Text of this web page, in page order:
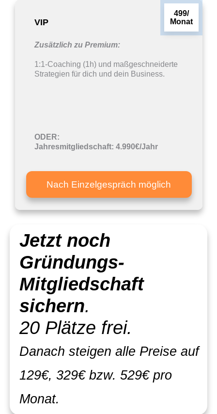
VIP
499/
Monat
Zusätzlich zu Premium:
1:1-Coaching (1h) und maßgeschneiderte
Strategien für dich und dein Business.
ODER:
Jahresmitgliedschaft: 4.990€/Jahr
Nach Einzelgespräch möglich
Jetzt noch
Gründungs-
Mitgliedschaft
sichern.
20 Plätze frei.
Danach steigen alle Preise auf
129€, 329€ bzw. 529€ pro
Monat.